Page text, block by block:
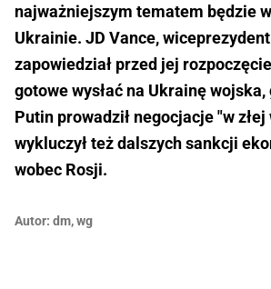
najważniejszym tematem będzie
Ukrainie. JD Vance, wiceprezydent
zapowiedział przed jej
gotowe wysłać na Ukrainę wojska,
Putin prowadził negocjacje "w
wykluczył też dalszych sankcji
wobec Rosji.
Autor: dm,wg